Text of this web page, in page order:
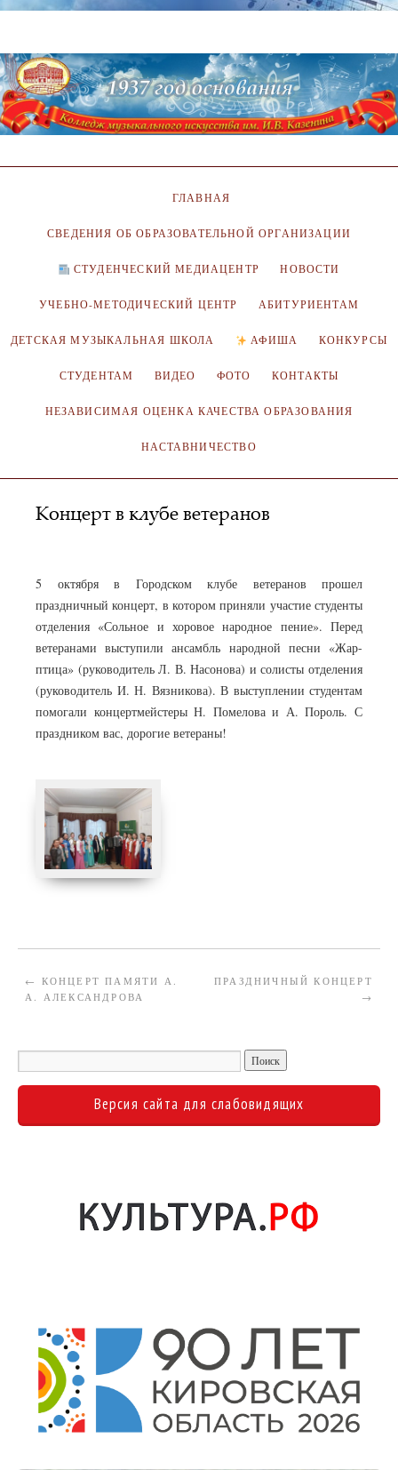
ГЛАВНАЯ
СВЕДЕНИЯ ОБ ОБРАЗОВАТЕЛЬНОЙ ОРГАНИЗАЦИИ
СТУДЕНЧЕСКИЙ МЕДИАЦЕНТР НОВОСТИ
УЧЕБНО-МЕТОДИЧЕСКИЙ ЦЕНТР АБИТУРИЕНТАМ
ДЕТСКАЯ МУЗЫКАЛЬНАЯ ШКОЛА АФИША КОНКУРСЫ
СТУДЕНТАМ ВИДЕО ФОТО КОНТАКТЫ
НЕЗАВИСИМАЯ ОЦЕНКА КАЧЕСТВА ОБРАЗОВАНИЯ
НАСТАВНИЧЕСТВО
Концерт в клубе ветеранов
5 октября в Городском клубе ветеранов прошел
праздничный концерт, в котором приняли участие студенты
отделения «Сольное и хоровое народное пение». Перед
ветеранами выступили ансамбль народной песни «Жар-
птица» (руководитель Л. В. Насонова) и солисты отделения
(руководитель И. Н. Вязникова). В выступлении студентам
помогали концертмейстеры Н. Помелова и А. Пороль. С
праздником вас, дорогие ветераны!
← КОНЦЕРТ ПАМЯТИ А.
А. АЛЕКСАНДРОВА
ПРАЗДНИЧНЫЙ КОНЦЕРТ
→
Версия сайта для слабовидящих